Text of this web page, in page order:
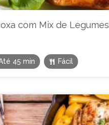
com Mix de Legumes
45 min Fácil